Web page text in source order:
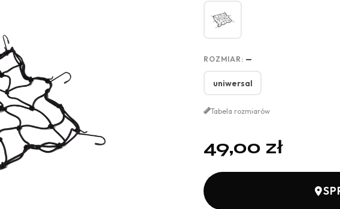
ROZMIAR: —
uniwersal
Tabela rozmiarów
49,00 zł